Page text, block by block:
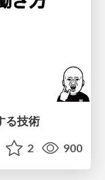
る技術
2 900